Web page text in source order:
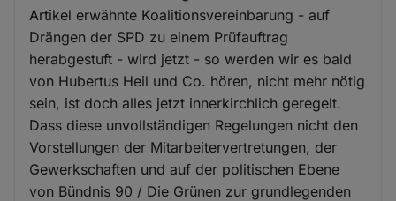
Artikel erwähnte Koalitionsvereinbarung - auf
Drängen der SPD zu einem Prüfauftrag
herabgestuft - wird jetzt - so werden wir es bald
von Hubertus Heil und Co. hören, nicht mehr nötig
sein, ist doch alles jetzt innerkirchlich geregelt.
Dass diese unvollständigen Regelungen nicht den
Vorstellungen der Mitarbeitervertretungen, der
Gewerkschaften und auf der politischen Ebene
von Bündnis 90 / Die Grünen zur grundlegenden